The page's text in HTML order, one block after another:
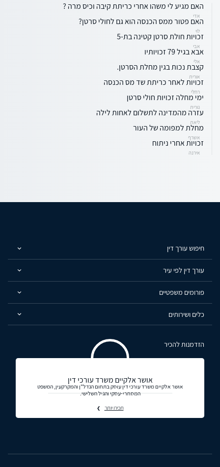
האם מגיע לי משהו אחרי כריתת קיבה וכיס מרה ?
אדי
האם פטור ממס הכנסה הוא גם לחולי סרטן?
לוי
זכויות חולת סרטן קטינה בת-5
אבי
אבא בגיל 79 זכויותיו
אלי
קצבת נכות בגין מחלת הסרטן.
אורית
זכויות לאחר כריתת שד מס הכנסה
רחלי
ימי מחלה זכויות חולי סרטן
נורית
עזרה מהמדינה לתשלום לאחות לילה
ליאת
מחלת למפומה של העור
אשרף
זכויות אחרי ניתוח
אירנה
חיפוש עורך דין
עורך דין לפי עיר
פורומים משפטיים
כלים ושירותים
הזדמנות להכיר
אושר אלקיים משרד עורכי דין
אושר אלקיים משרד עורכי דין עוסק בתחום הנדל"ן והמקרקעין, המשפט
המסחרי-עסקי והגיל השלישי.
תכירו יותר